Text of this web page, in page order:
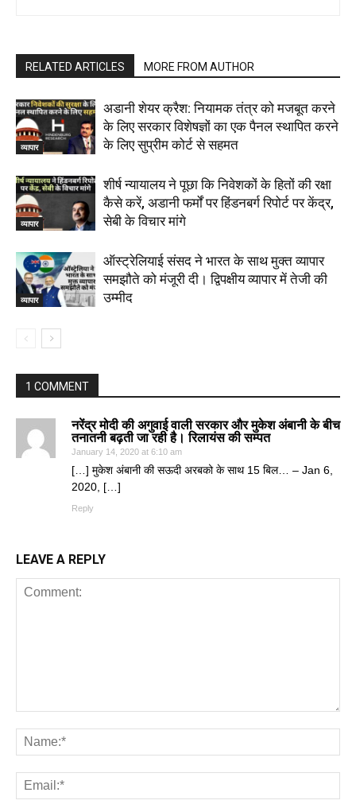
RELATED ARTICLES MORE FROM AUTHOR
व्यापार
अडानी शेयर क्रैश: नियामक तंत्र को मजबूत करने
के लिए सरकार विशेषज्ञों का एक पैनल स्थापित करने
के लिए सुप्रीम कोर्ट से सहमत
व्यापार
शीर्ष न्यायालय ने पूछा कि निवेशकों के हितों की रक्षा
कैसे करें, अडानी फर्मों पर हिंडनबर्ग रिपोर्ट पर केंद्र,
सेबी के विचार मांगे
व्यापार
ऑस्ट्रेलियाई संसद ने भारत के साथ मुक्त व्यापार
समझौते को मंजूरी दी। द्विपक्षीय व्यापार में तेजी की
उम्मीद
1 COMMENT
नरेंद्र मोदी की अगुवाई वाली सरकार और मुकेश अंबानी के बीच
तनातनी बढ़ती जा रही है। रिलायंस की सम्पत
January 14, 2020 at 6:10 am
[…] मुकेश अंबानी की सऊदी अरबको के साथ 15 बिल… – Jan 6,
2020, […]
Reply
LEAVE A REPLY